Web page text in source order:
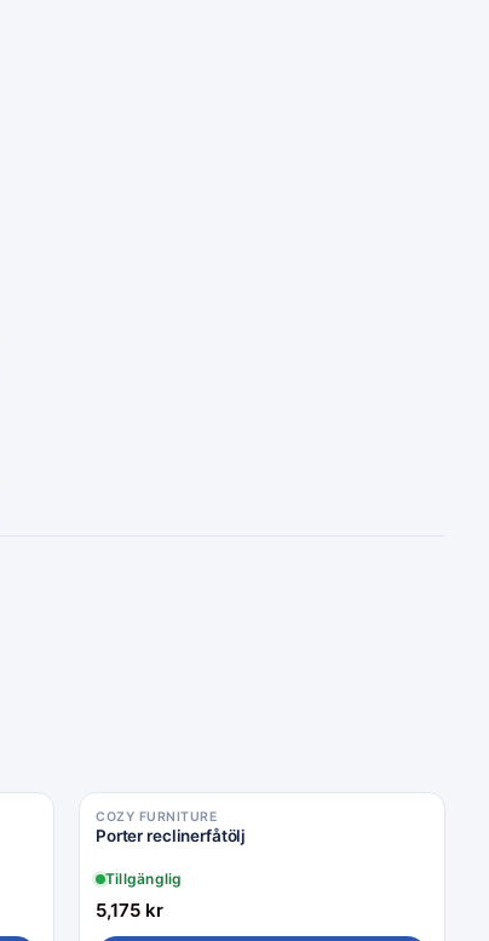
COZY FURNITURE
Porter reclinerfåtölj
Tillgänglig
5,175 kr